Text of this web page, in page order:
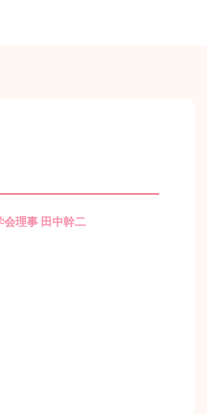
会理事 田中幹二